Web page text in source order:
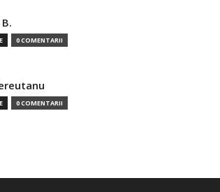
0 COMENTARII
0 COMENTARII